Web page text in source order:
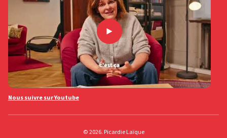
Nous suivre sur Youtube
© 2026. Picardie Laïque